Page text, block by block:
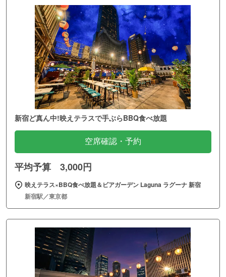
新宿ど真ん中!映えテラスで手ぶらBBQ食べ放題
空席確認・予約
平均予算 3,000円
映えテラス×BBQ食べ放題＆ビアガーデン Laguna ラグーナ 新宿
新宿駅／東京都